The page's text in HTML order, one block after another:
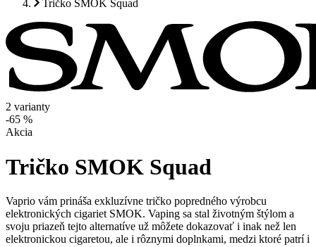
Tričko SMOK Squad
2 varianty
-65 %
Akcia
Tričko SMOK Squad
Vaprio vám prináša exkluzívne tričko popredného výrobcu
elektronických cigariet SMOK. Vaping sa stal životným štýlom a
svoju priazeň tejto alternatíve už môžete dokazovať i inak než len
elektronickou cigaretou, ale i rôznymi doplnkami, medzi ktoré patrí i